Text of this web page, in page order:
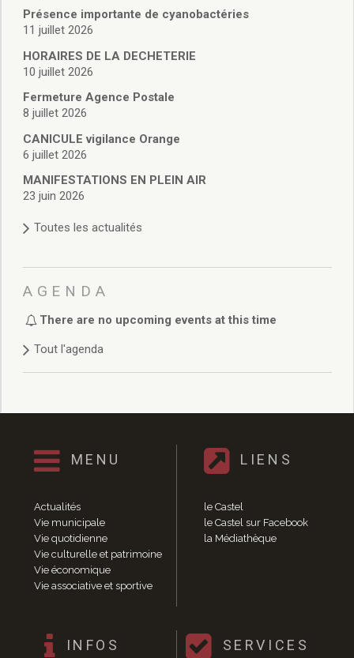
Services en ligne
Licences boissons
Cadastre
Actes d’état civil
Budget de Fonctionnement
Budget d’Investissement
Conseils municipaux
Règlement du conseil municipal
Délibérations 2025
Délibérations 2022
Délibérations 2021
Délibérations 2020
Délibérations 2019
Délibérations 2018
Délibérations 2014
Délibérations 2013
Délibérations 2011
Délibérations 2010
Délibérations 2009
Délibérations 2008
Agenda réunions publiques
Marchés publics
Vie quotidienne
Présence importante de cyanobactéries
11 juillet 2026
HORAIRES DE LA DECHETERIE
10 juillet 2026
Fermeture Agence Postale
8 juillet 2026
CANICULE vigilance Orange
6 juillet 2026
MANIFESTATIONS EN PLEIN AIR
23 juin 2026
Toutes les actualités
AGENDA
There are no upcoming events at this time
Tout l'agenda
MENU
Actualités
Vie municipale
Vie quotidienne
Vie culturelle et patrimoine
Vie économique
Vie associative et sportive
LIENS
le Castel
le Castel sur Facebook
la Médiathèque
INFOS SERVICES